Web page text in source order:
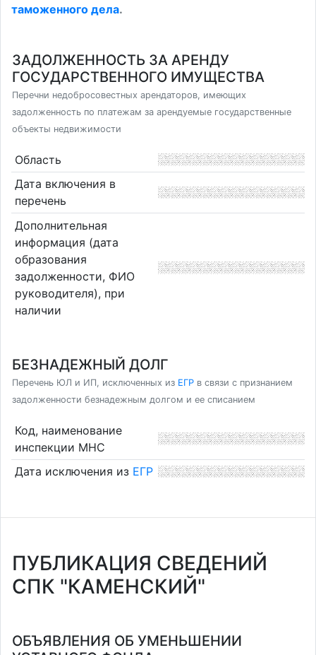
таможенного дела.
ЗАДОЛЖЕННОСТЬ ЗА АРЕНДУ
ГОСУДАРСТВЕННОГО ИМУЩЕСТВА
Перечни недобросовестных арендаторов, имеющих
задолженность по платежам за арендуемые государственные
объекты недвижимости
Область
Дата включения в
перечень
Дополнительная
информация (дата
образования
задолженности, ФИО
руководителя), при
наличии
БЕЗНАДЕЖНЫЙ ДОЛГ
Перечень ЮЛ и ИП, исключенных из ЕГР в связи с признанием
задолженности безнадежным долгом и ее списанием
Код, наименование
инспекции МНС
Дата исключения из ЕГР
ПУБЛИКАЦИЯ СВЕДЕНИЙ
СПК "КАМЕНСКИЙ"
ОБЪЯВЛЕНИЯ ОБ УМЕНЬШЕНИИ